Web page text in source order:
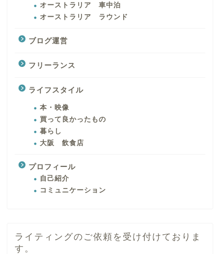
オーストラリア 車中泊
オーストラリア ラウンド
ブログ運営
フリーランス
ライフスタイル
本・映像
買って良かったもの
暮らし
大阪 飲食店
プロフィール
自己紹介
コミュニケーション
ライティングのご依頼を受け付けておりま
す。